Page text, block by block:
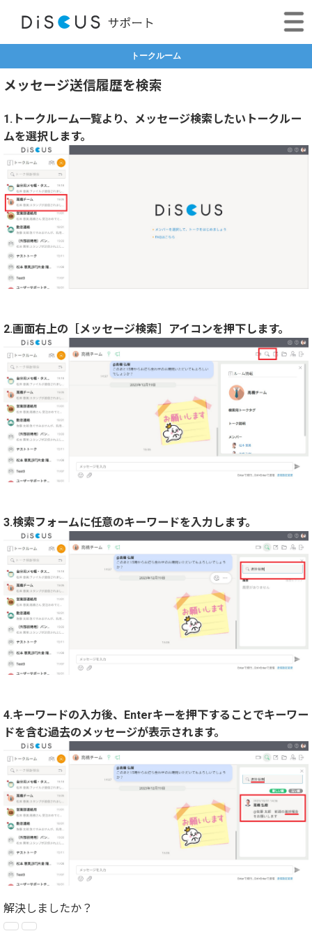
トークルーム
メッセージ送信履歴を検索
1.トークルーム一覧より、メッセージ検索したいトークルー
ムを選択します。
2.画面右上の［メッセージ検索］アイコンを押下します。
3.検索フォームに任意のキーワードを入力します。
4.キーワードの入力後、Enterキーを押下することでキーワー
ドを含む過去のメッセージが表示されます。
解決しましたか？